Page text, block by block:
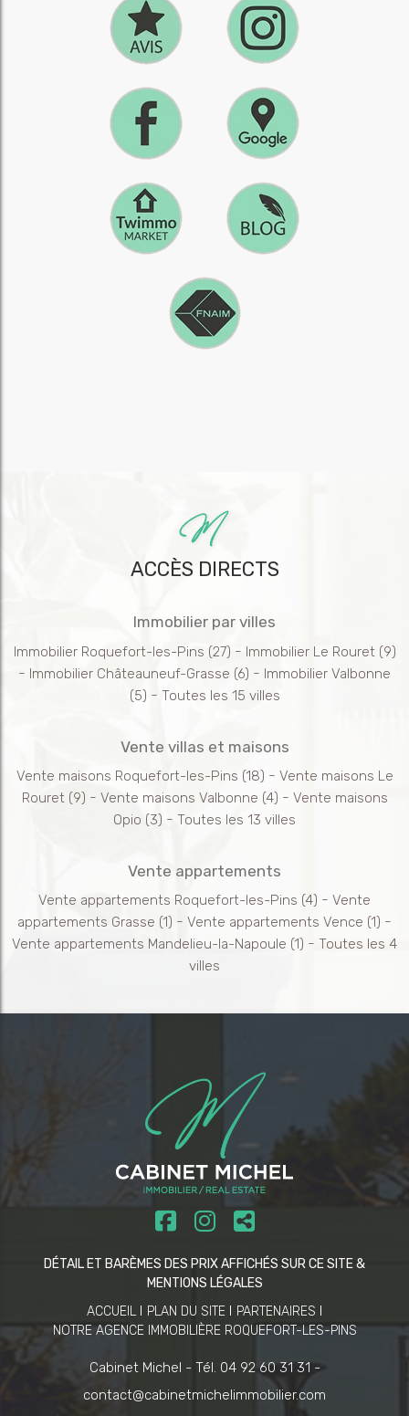
ACCÈS DIRECTS
Immobilier par villes
Immobilier Roquefort-les-Pins (27) - Immobilier Le Rouret(9)
- Immobilier Châteauneuf-Grasse (6) - Immobilier Valbonne
(5) - Toutes les 15 villes
Vente villas et maisons
Vente maisons Roquefort-les-Pins (18) - Vente maisons Le
Rouret(9) - Vente maisons Valbonne (4) - Vente maisons
Opio (3) - Toutes les 13 villes
Vente appartements
Vente appartements Roquefort-les-Pins (4) - Vente
appartements Grasse (1) - Vente appartements Vence (1) -
Vente appartements Mandelieu-la-Napoule (1) - Toutes les 4
villes
DÉTAIL ET BARÈMES DES PRIX AFFICHÉS SUR CE SITE &
MENTIONS LÉGALES
ACCUEIL
PLAN DU SITE
PARTENAIRES
NOTRE AGENCE IMMOBILIÈRE ROQUEFORT-LES-PINS
Cabinet Michel - Tél. 04 92 60 31 31 -
contact@cabinetmichelimmobilier.com